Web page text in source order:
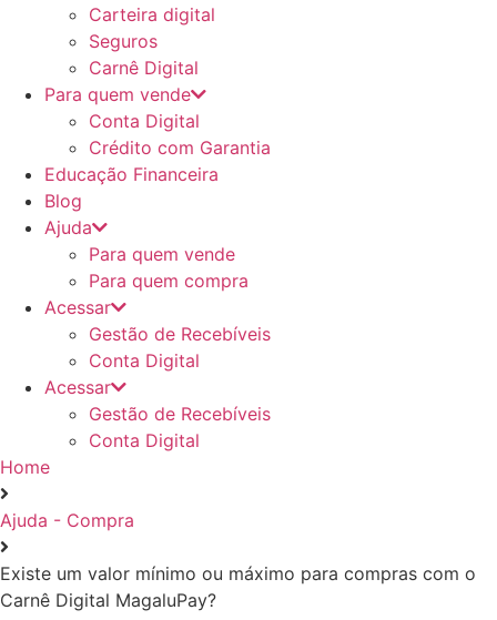
Carteira digital
Seguros
Carnê Digital
Para quem vende
Conta Digital
Crédito com Garantia
Educação Financeira
Blog
Ajuda
Para quem vende
Para quem compra
Acessar
Gestão de Recebíveis
Conta Digital
Acessar
Gestão de Recebíveis
Conta Digital
Home
Ajuda - Compra
Existe um valor mínimo ou máximo para compras com o
Carnê Digital MagaluPay?